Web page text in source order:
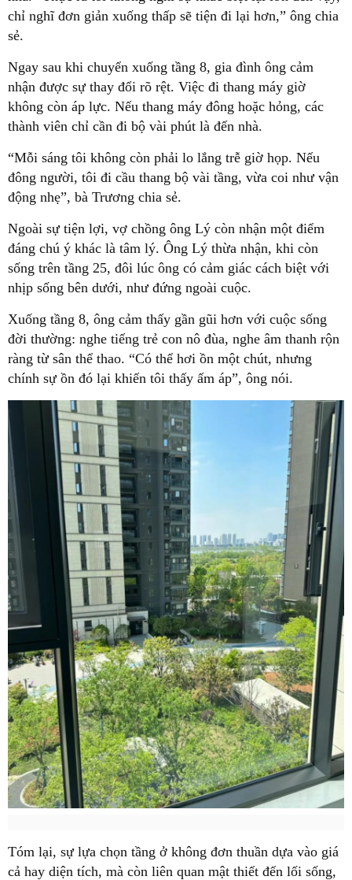
chỉ nghĩ đơn giản xuống thấp sẽ tiện đi lại hơn,” ông chia
sẻ.
Ngay sau khi chuyển xuống tầng 8, gia đình ông cảm
nhận được sự thay đổi rõ rệt. Việc đi thang máy giờ
không còn áp lực. Nếu thang máy đông hoặc hỏng, các
thành viên chỉ cần đi bộ vài phút là đến nhà.
“Mỗi sáng tôi không còn phải lo lắng trễ giờ họp. Nếu
đông người, tôi đi cầu thang bộ vài tầng, vừa coi như vận
động nhẹ”, bà Trương chia sẻ.
Ngoài sự tiện lợi, vợ chồng ông Lý còn nhận một điểm
đáng chú ý khác là tâm lý. Ông Lý thừa nhận, khi còn
sống trên tầng 25, đôi lúc ông có cảm giác cách biệt với
nhịp sống bên dưới, như đứng ngoài cuộc.
Xuống tầng 8, ông cảm thấy gần gũi hơn với cuộc sống
đời thường: nghe tiếng trẻ con nô đùa, nghe âm thanh rộn
ràng từ sân thể thao. “Có thể hơi ồn một chút, nhưng
chính sự ồn đó lại khiến tôi thấy ấm áp”, ông nói.
Tóm lại, sự lựa chọn tầng ở không đơn thuần dựa vào giá
cả hay diện tích, mà còn liên quan mật thiết đến lối sống,